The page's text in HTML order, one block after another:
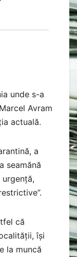
unde s-a
Avram
actuală.
a
seamănă
că
își
la muncă